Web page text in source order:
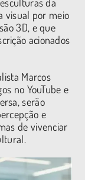
visual por meio
3D, e que
acionados
Marcos
no YouTube e
serão
e
de vivenciar